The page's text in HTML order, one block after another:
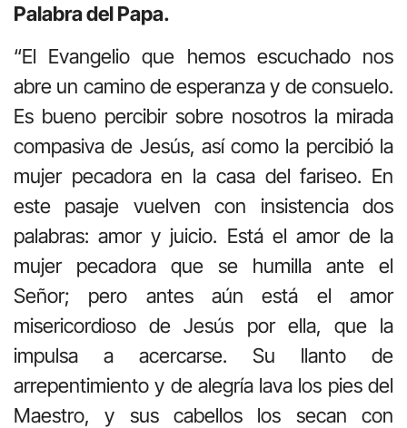
Palabra del Papa.
“El Evangelio que hemos escuchado nos
abre un camino de esperanza y de consuelo.
Es bueno percibir sobre nosotros la mirada
compasiva de Jesús, así como la percibió la
mujer pecadora en la casa del fariseo. En
este pasaje vuelven con insistencia dos
palabras: amor y juicio. Está el amor de la
mujer pecadora que se humilla ante el
Señor; pero antes aún está el amor
misericordioso de Jesús por ella, que la
impulsa a acercarse. Su llanto de
arrepentimiento y de alegría lava los pies del
Maestro, y sus cabellos los secan con